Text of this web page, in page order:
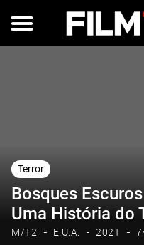
Terror
Bosques
Uma História do
M/12 E.U.A. 2021